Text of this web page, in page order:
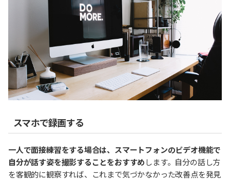
スマホで録画する
一人で面接練習をする場合は、スマートフォンのビデオ機能で
自分が話す姿を撮影することをおすすめします。自分の話し方
を客観的に観察すれば、これまで気づかなかった改善点を発見